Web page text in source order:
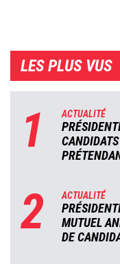
LES PLUS VUS
1 ACTUALITÉ
2 ACTUALITÉ
MUTUEL
DE